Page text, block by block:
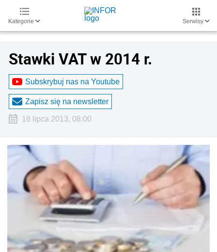
Kategorie Serwisy
Stawki VAT w 2014 r.
Subskrybuj nas na Youtube
Zapisz się na newsletter
18 lipca 2013, 08:00